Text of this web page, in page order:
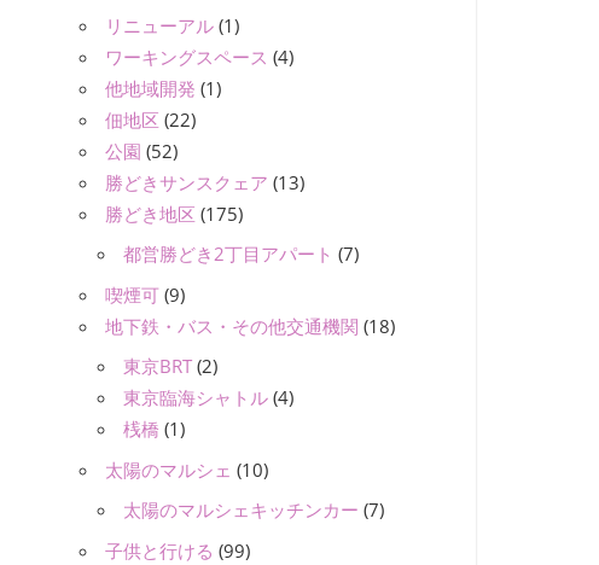
リニューアル (1)
ワーキングスペース (4)
他地域開発 (1)
佃地区 (22)
公園 (52)
勝どきサンスクェア (13)
勝どき地区 (175)
都営勝どき2丁目アパート (7)
喫煙可 (9)
地下鉄・バス・その他交通機関 (18)
東京BRT (2)
東京臨海シャトル (4)
桟橋 (1)
太陽のマルシェ (10)
太陽のマルシェキッチンカー (7)
子供と行ける (99)